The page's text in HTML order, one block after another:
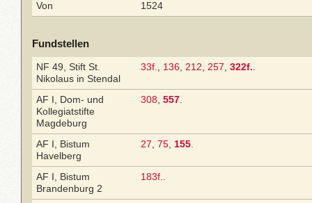
Von
1524
Fundstellen
NF 49, Stift St.
Nikolaus in Stendal
33f. 136 212 257 322f.
AF I, Dom- und
Kollegiatstifte
Magdeburg
308 557
AF I, Bistum
Havelberg
27 75 155
AF I, Bistum
Brandenburg 2
183f.